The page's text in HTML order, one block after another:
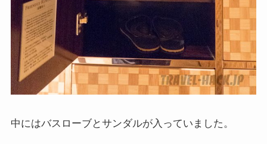
中にはバスローブとサンダルが入っていました。